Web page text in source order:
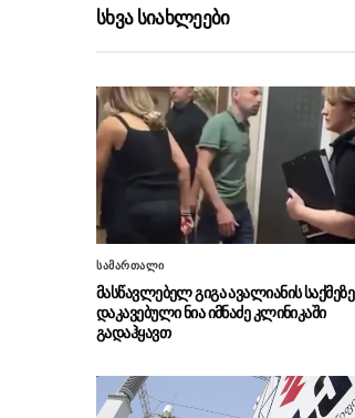
სხვა სიახლეები
სამართალი
მასწავლებელ გიგა ავალიანის საქმეზე
დაკავებული ნია იმნაძე კლინიკაში
გადაჰყავთ